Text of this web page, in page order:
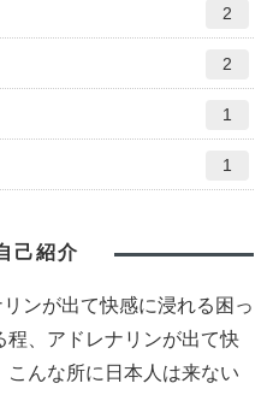
2
2
1
1
己紹介
ンが出て快感に浸れる困っ
程、アドレナリンが出て快
んな所に日本人は来ない